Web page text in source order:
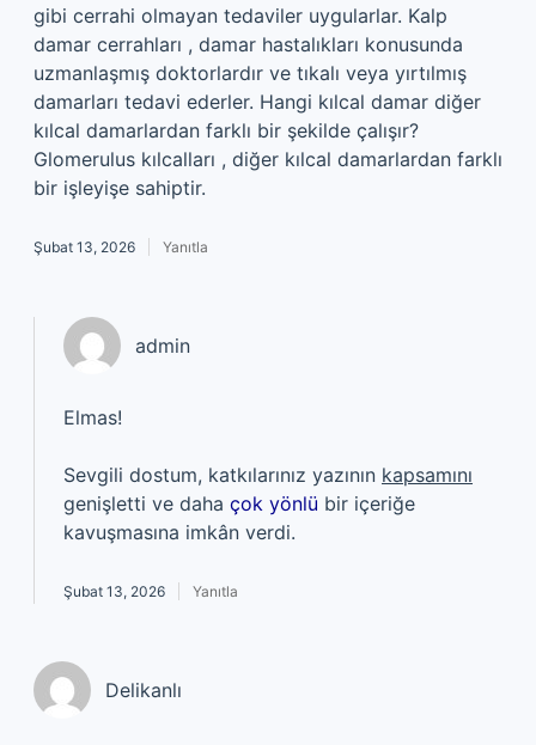
gibi cerrahi olmayan tedaviler uygularlar. Kalp
damar cerrahları , damar hastalıkları konusunda
uzmanlaşmış doktorlardır ve tıkalı veya yırtılmış
damarları tedavi ederler. Hangi kılcal damar diğer
kılcal damarlardan farklı bir şekilde çalışır?
Glomerulus kılcalları , diğer kılcal damarlardan farklı
bir işleyişe sahiptir.
Şubat 13, 2026 Yanıtla
admin
Elmas!
Sevgili dostum, katkılarınız yazının kapsamını
genişletti ve daha çok yönlü bir içeriğe
kavuşmasına imkân verdi.
Şubat 13, 2026 Yanıtla
Delikanlı